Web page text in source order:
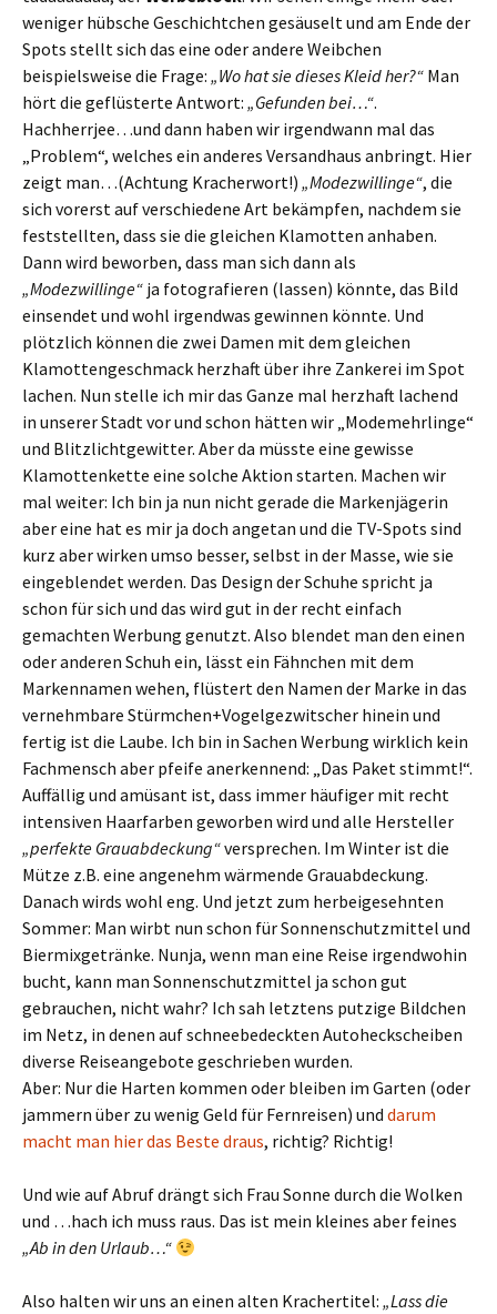
weniger hübsche Geschichtchen gesäuselt und am Ende der
Spots stellt sich das eine oder andere Weibchen
beispielsweise die Frage: „Wo hat sie dieses Kleid her?“ Man
hört die geflüsterte Antwort: „Gefunden bei…“.
Hachherrjee…und dann haben wir irgendwann mal das
„Problem“, welches ein anderes Versandhaus anbringt. Hier
zeigt man…(Achtung Kracherwort!) „Modezwillinge“, die
sich vorerst auf verschiedene Art bekämpfen, nachdem sie
feststellten, dass sie die gleichen Klamotten anhaben.
Dann wird beworben, dass man sich dann als
„Modezwillinge“ ja fotografieren (lassen) könnte, das Bild
einsendet und wohl irgendwas gewinnen könnte. Und
plötzlich können die zwei Damen mit dem gleichen
Klamottengeschmack herzhaft über ihre Zankerei im Spot
lachen. Nun stelle ich mir das Ganze mal herzhaft lachend
in unserer Stadt vor und schon hätten wir „Modemehrlinge“
und Blitzlichtgewitter. Aber da müsste eine gewisse
Klamottenkette eine solche Aktion starten. Machen wir
mal weiter: Ich bin ja nun nicht gerade die Markenjägerin
aber eine hat es mir ja doch angetan und die TV-Spots sind
kurz aber wirken umso besser, selbst in der Masse, wie sie
eingeblendet werden. Das Design der Schuhe spricht ja
schon für sich und das wird gut in der recht einfach
gemachten Werbung genutzt. Also blendet man den einen
oder anderen Schuh ein, lässt ein Fähnchen mit dem
Markennamen wehen, flüstert den Namen der Marke in das
vernehmbare Stürmchen+Vogelgezwitscher hinein und
fertig ist die Laube. Ich bin in Sachen Werbung wirklich kein
Fachmensch aber pfeife anerkennend: „Das Paket stimmt!“.
Auffällig und amüsant ist, dass immer häufiger mit recht
intensiven Haarfarben geworben wird und alle Hersteller
„perfekte Grauabdeckung“versprechen. Im Winter ist die
Mütze z.B. eine angenehm wärmende Grauabdeckung.
Danach wirds wohl eng. Und jetzt zum herbeigesehnten
Sommer: Man wirbt nun schon für Sonnenschutzmittel und
Biermixgetränke. Nunja, wenn man eine Reise irgendwohin
bucht, kann man Sonnenschutzmittel ja schon gut
gebrauchen, nicht wahr? Ich sah letztens putzige Bildchen
im Netz, in denen auf schneebedeckten Autoheckscheiben
diverse Reiseangebote geschrieben wurden.
Aber: Nur die Harten kommen oder bleiben im Garten (oder
jammern über zu wenig Geld für Fernreisen) und darum
macht man hier das Beste draus, richtig? Richtig!
Und wie auf Abruf drängt sich Frau Sonne durch die Wolken
und …hach ich muss raus. Das ist mein kleines aber feines
„Ab in den Urlaub…“
Also halten wir uns an einen alten Krachertitel: „Lass die